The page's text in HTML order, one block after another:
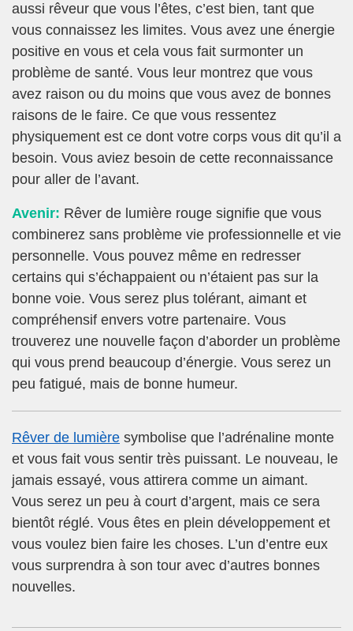
aussi rêveur que vous l’êtes, c’est bien, tant que
vous connaissez les limites. Vous avez une énergie
positive en vous et cela vous fait surmonter un
problème de santé. Vous leur montrez que vous
avez raison ou du moins que vous avez de bonnes
raisons de le faire. Ce que vous ressentez
physiquement est ce dont votre corps vous dit qu’il a
besoin. Vous aviez besoin de cette reconnaissance
pour aller de l’avant.
Avenir: Rêver de lumière rouge signifie que vous
combinerez sans problème vie professionnelle et vie
personnelle. Vous pouvez même en redresser
certains qui s’échappaient ou n’étaient pas sur la
bonne voie. Vous serez plus tolérant, aimant et
compréhensif envers votre partenaire. Vous
trouverez une nouvelle façon d’aborder un problème
qui vous prend beaucoup d’énergie. Vous serez un
peu fatigué, mais de bonne humeur.
Rêver de lumière symbolise que l’adrénaline monte
et vous fait vous sentir très puissant. Le nouveau, le
jamais essayé, vous attirera comme un aimant.
Vous serez un peu à court d’argent, mais ce sera
bientôt réglé. Vous êtes en plein développement et
vous voulez bien faire les choses. L’un d’entre eux
vous surprendra à son tour avec d’autres bonnes
nouvelles.